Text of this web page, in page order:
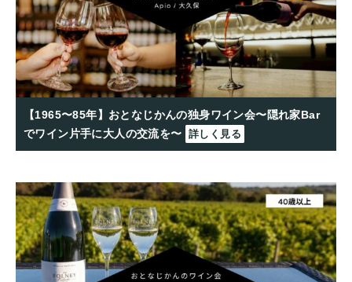
【1965〜85年】おとなじかんの独身ワイン会〜隠れ家Bar
でワイン片手に大人の交流を〜 詳しく見る